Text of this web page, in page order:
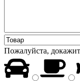
Пожалуйста,